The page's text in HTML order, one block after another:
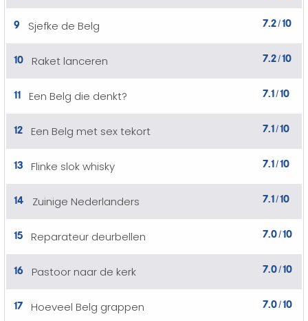
9 Sjefke de Belg 7.2/10
10 Raket lanceren 7.2/10
11 Een Belg die denkt? 7.1/10
12 Een Belg met sex tekort 7.1/10
13 Flinke slok whisky 7.1/10
14 Zuinige Nederlanders 7.1/10
15 Reparateur deurbellen 7.0/10
16 Pastoor naar de kerk 7.0/10
17 Hoeveel Belg grappen 7.0/10